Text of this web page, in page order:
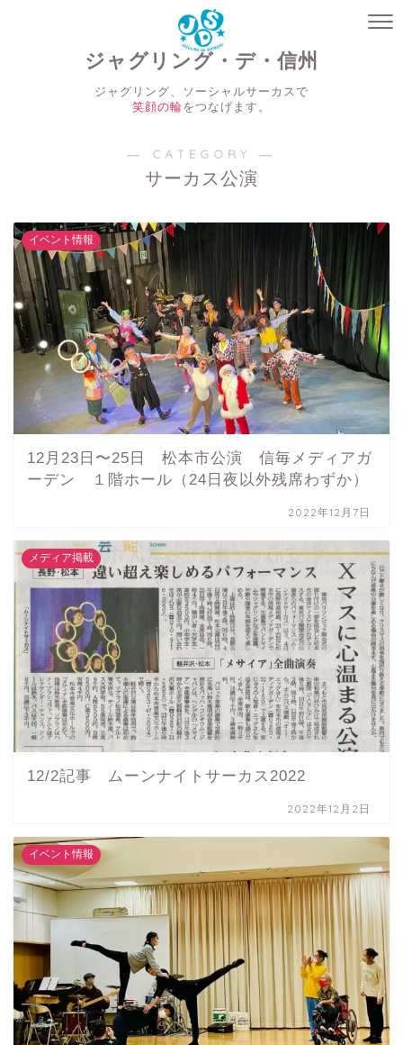
ジャグリング・デ・信州
ジャグリング、ソーシャルサーカスで
笑顔の輪をつなげます。
― CATEGORY ―
サーカス公演
イベント情報
12月23日〜25日 松本市公演 信毎メディアガ
ーデン １階ホール（24日夜以外残席わずか）
2022年12月7日
メディア掲載
12/2記事 ムーンナイトサーカス2022
2022年12月2日
イベント情報